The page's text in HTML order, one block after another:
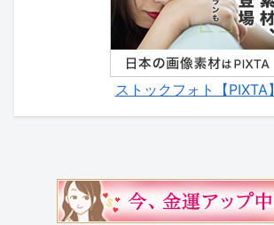
ストックフォト【PIXTA】